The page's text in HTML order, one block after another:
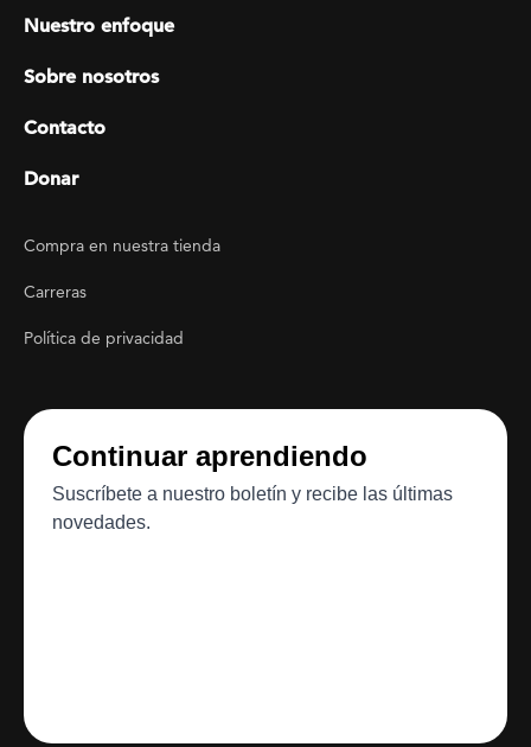
Footer menu
Nuestro enfoque
Sobre nosotros
Contacto
Donar
Footer Utility
Compra en nuestra tienda
Carreras
Política de privacidad